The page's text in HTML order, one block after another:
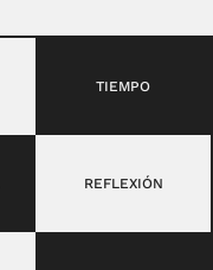
TIEMPO
REFLEXIÓN